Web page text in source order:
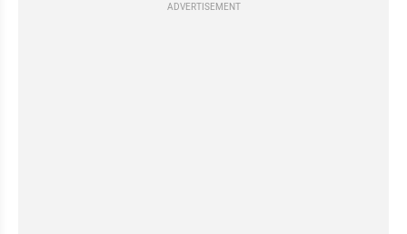
ADVERTISEMENT